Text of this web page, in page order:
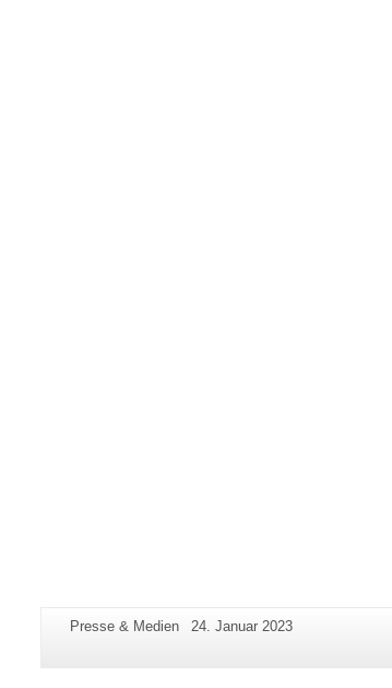
Zusätzliche
Seiten-
Presse & Medien
Letzte
24. Januar 2023